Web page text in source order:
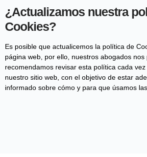
¿Actualizamos nuestra
Cookies?
Es posible que actualicemos la política de
página web, por ello, nuestros abogados nos
recomendamos revisar esta política cada
nuestro sitio web, con el objetivo de estar
informado sobre cómo y para que úsamos